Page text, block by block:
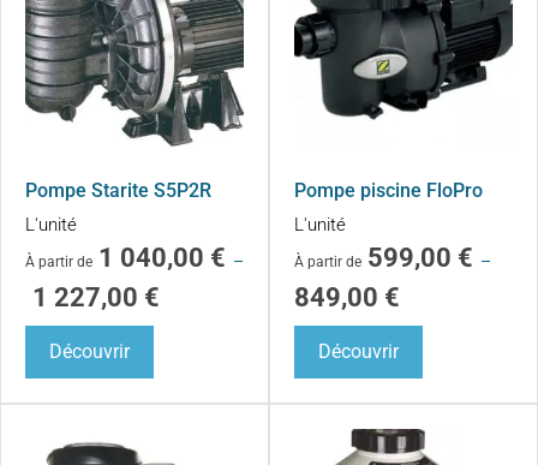
Pompe Starite S5P2R
L'unité
À partir de 1 040,00 € –
1 227,00 €
Découvrir
Pompe piscine FloPro
L'unité
À partir de 599,00 € –
849,00 €
Découvrir